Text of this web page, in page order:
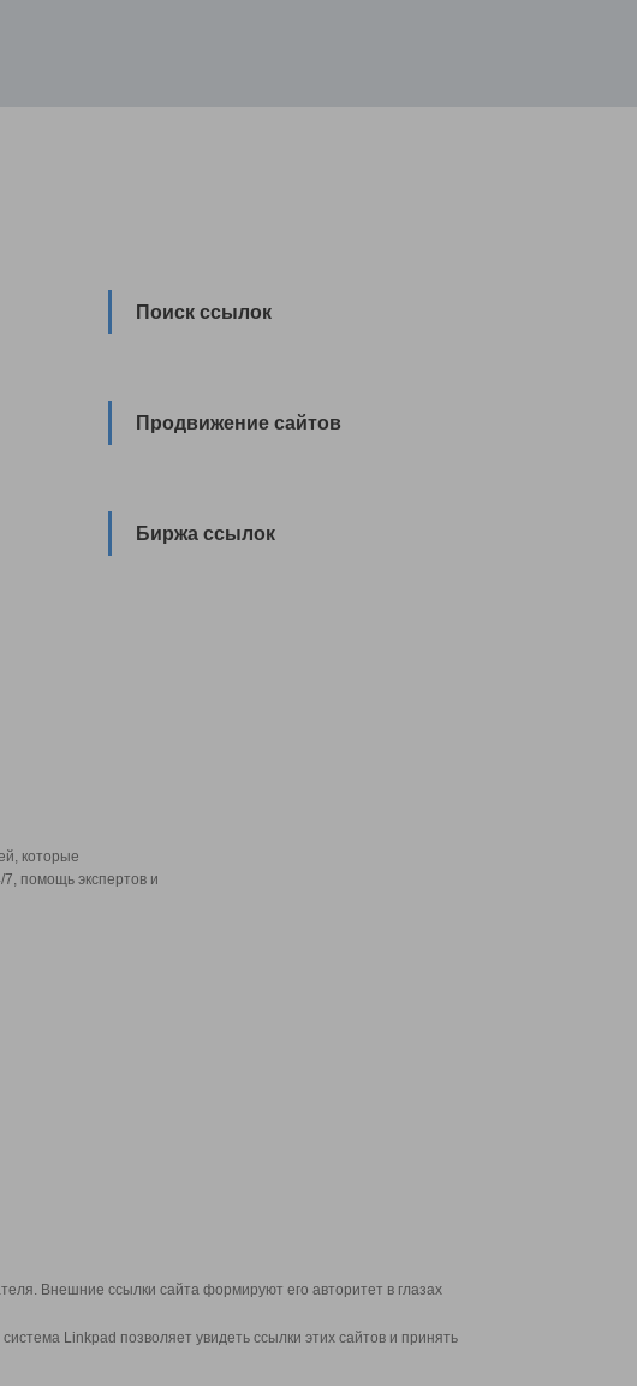
Поиск ссылок
Продвижение сайтов
Биржа ссылок
которые
помощь экспертов и
Внешние ссылки сайта формируют его авторитет в глазах
Linkpad позволяет увидеть ссылки этих сайтов и принять